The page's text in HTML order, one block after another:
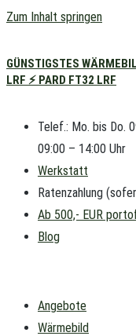
Zum Inhalt springen
GÜNSTIGSTES
LRF ⚡ PARD FT32 LRF
Telef.: Mo. bis Do.
09:00 – 14:00 Uhr
Werkstatt
Ratenzahlung
Ab 500,- EUR
Blog
Angebote
Wärmebild